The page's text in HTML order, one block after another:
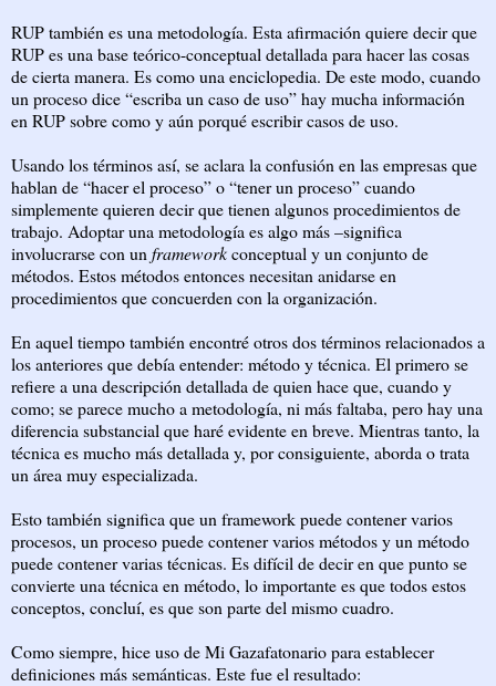
RUP también es una metodología. Esta afirmación quiere decir que
RUP es una base teórico-conceptual detallada para hacer las cosas
de cierta manera. Es como una enciclopedia. De este modo, cuando
un proceso dice “escriba un caso de uso” hay mucha información
en RUP sobre como y aún porqué escribir casos de uso.
Usando los términos así, se aclara la confusión en las empresas que
hablan de “hacer el proceso” o “tener un proceso” cuando
simplemente quieren decir que tienen algunos procedimientos de
trabajo. Adoptar una metodología es algo más –significa
involucrarse con un frameworkconceptual y un conjunto de
métodos. Estos métodos entonces necesitan anidarse en
procedimientos que concuerden con la organización.
En aquel tiempo también encontré otros dos términos relacionados a
los anteriores que debía entender: método y técnica. El primero se
refiere a una descripción detallada de quien hace que, cuando y
como; se parece mucho a metodología, ni más faltaba, pero hay una
diferencia substancial que haré evidente en breve. Mientras tanto, la
técnica es mucho más detallada y, por consiguiente, aborda o trata
un área muy especializada.
Esto también significa que un framework puede contener varios
procesos, un proceso puede contener varios métodos y un método
puede contener varias técnicas. Es difícil de decir en que punto se
convierte una técnica en método, lo importante es que todos estos
conceptos, concluí, es que son parte del mismo cuadro.
Como siempre, hice uso de Mi Gazafatonario para establecer
definiciones más semánticas. Este fue el resultado: